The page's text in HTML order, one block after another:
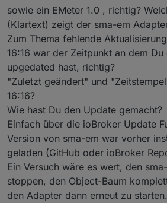
wird, wie bisher, sma-
Ich habe mal die Einstellungen der
Aktualisierungsintervalle wieder
geändert, es hat sich aber
sowie ein EMeter 1.0 , richtig?
(Klartext) zeigt der sma-em
Zum Thema fehlende
16:16 war der Zeitpunkt an dem Du
upgedated hast, richtig?
"Zuletzt geändert" und
16:16?
Wie hast Du den Update gemacht?
Einfach über die ioBroker Update
Version von sma-em war vorher
geladen (GitHub oder ioBroker
Ein Versuch wäre es wert, den
stoppen, den Object-Baum
den Adapter dann erneut zu